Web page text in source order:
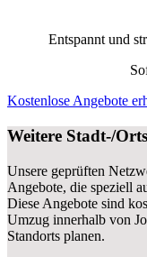
Entspannt und
Kostenlose Angebote
Weitere Stadt-/
Unsere geprüften
Angebote, die speziell
Diese Angebote sind
Umzug innerhalb von
Standorts planen.